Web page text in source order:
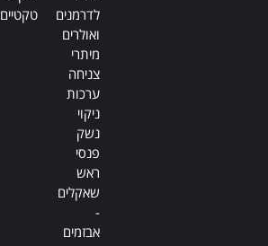
לדרמנים
ואולרים
מיתרי
צניחה
ערכות
ניקוי
נשק
פנסי
ראש
שאקלים
-
אבזמים
טקטיים